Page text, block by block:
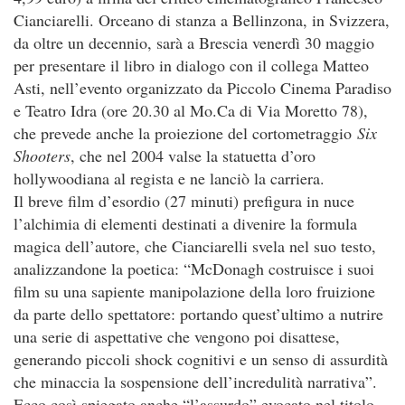
Cianciarelli. Orceano di stanza a Bellinzona, in Svizzera,
da oltre un decennio, sarà a Brescia venerdì 30 maggio
per presentare il libro in dialogo con il collega Matteo
Asti, nell’evento organizzato da Piccolo Cinema Paradiso
e Teatro Idra (ore 20.30 al Mo.Ca di Via Moretto 78),
che prevede anche la proiezione del cortometraggio Six
Shooters, che nel 2004 valse la statuetta d’oro
hollywoodiana al regista e ne lanciò la carriera.
Il breve film d’esordio (27 minuti) prefigura in nuce
l’alchimia di elementi destinati a divenire la formula
magica dell’autore, che Cianciarelli svela nel suo testo,
analizzandone la poetica: “McDonagh costruisce i suoi
film su una sapiente manipolazione della loro fruizione
da parte dello spettatore: portando quest’ultimo a nutrire
una serie di aspettative che vengono poi disattese,
generando piccoli shock cognitivi e un senso di assurdità
che minaccia la sospensione dell’incredulità narrativa”.